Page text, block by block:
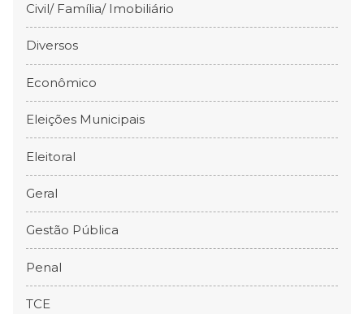
Civil/ Família/ Imobiliário
Diversos
Econômico
Eleições Municipais
Eleitoral
Geral
Gestão Pública
Penal
TCE